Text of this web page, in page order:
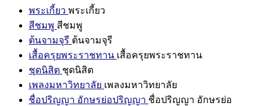
พระเกี้ยว พระเกี้ยว
สีชมพู สีชมพู
ต้นจามจุรี ต้นจามจุรี
เสื้อครุยพระราชทาน เสื้อครุยพระราชทาน
ชุดนิสิต ชุดนิสิต
เพลงมหาวิทยาลัย เพลงมหาวิทยาลัย
ชื่อปริญญา อักษรย่อปริญญา ชื่อปริญญา อักษรย่อ